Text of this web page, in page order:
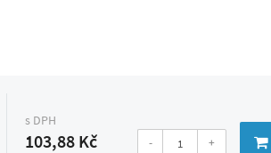
s DPH
103,88 Kč - +